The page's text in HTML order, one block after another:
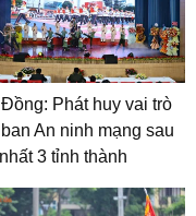
Đồng: Phát huy vai trò
An ninh mạng sau
3 tỉnh thành